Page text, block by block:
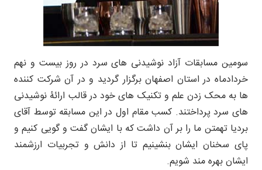
سومین مسابقات آزاد نوشیدنی های سرد در روز بیست و نهم
خردادماه در استان اصفهان برگزار گردید و در آن شرکت کننده
ها به محک زدن علم و تکنیک های خود در قالب ارائۀ نوشیدنی
های سرد پرداختند. کسب مقام اول در این مسابقه توسط آقای
بردیا تهمتن ما را بر آن داشت که با ایشان گفت و گویی کنیم و
پای سخنان ایشان بنشینیم تا از دانش و تجربیات ارزشمند
ایشان بهره مند شویم.